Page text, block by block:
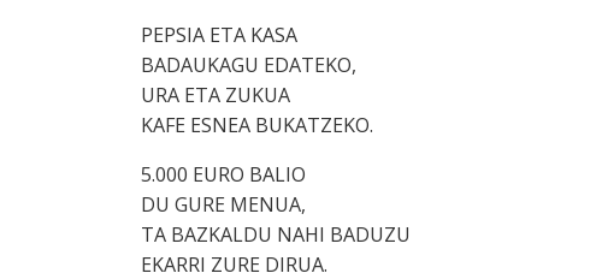
PEPSIA ETA KASA
BADAUKAGU EDATEKO,
URA ETA ZUKUA
KAFE ESNEA BUKATZEKO.
5.000 EURO BALIO
DU GURE MENUA,
TA BAZKALDU NAHI BADUZU
EKARRI ZURE DIRUA.